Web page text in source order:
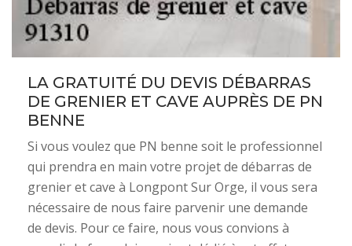
LA GRATUITÉ DU DEVIS DÉBARRAS
DE GRENIER ET CAVE AUPRÈS DE PN
BENNE
Si vous voulez que PN benne soit le professionnel
qui prendra en main votre projet de débarras de
grenier et cave à Longpont Sur Orge, il vous sera
nécessaire de nous faire parvenir une demande
de devis. Pour ce faire, nous vous convions à